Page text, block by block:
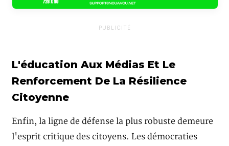
PUBLICITÉ
L'éducation Aux Médias Et Le
Renforcement De La Résilience
Citoyenne
Enfin, la ligne de défense la plus robuste demeure
l'esprit critique des citoyens. Les démocraties